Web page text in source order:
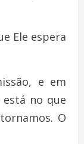
Ele espera
e em
no que
O